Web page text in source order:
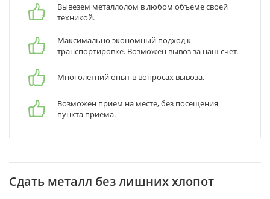
Сдать металл без лишних хлопот
Вывезем металлолом в любом объеме своей
техникой.
Максимально экономный подход к
транспортировке. Возможен вывоз за наш счет.
Многолетний опыт в вопросах вывоза.
Возможен прием на месте, без посещения
пункта приема.